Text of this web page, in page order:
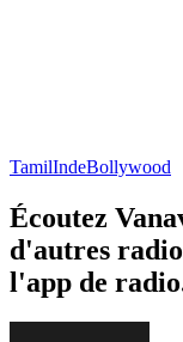
TamilIndeBollywood
Écoutez
d'autres
l'app de